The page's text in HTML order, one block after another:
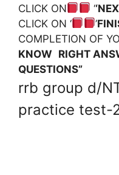
CLICK ON
‘
CLICK ON ‘
’
COMPLETION OF
KNOW RIGHT
QUESTIONS”
rrb group d/
practice test-